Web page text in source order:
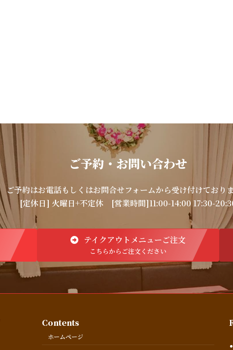
ご予約・お問い合わせ
ご予約はお電話もしくはお問合せフォームから受け付けておりま
[定休日] 火曜日+不定休 [営業時間]11:00-14:00 17:30-
テイクアウトメニューご注文
こちらからご注文ください
Contents
ホームページ